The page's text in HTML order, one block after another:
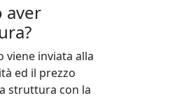
aver
viene inviata alla
ed il prezzo
struttura con la